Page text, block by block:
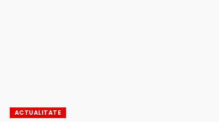
ACTUALITATE